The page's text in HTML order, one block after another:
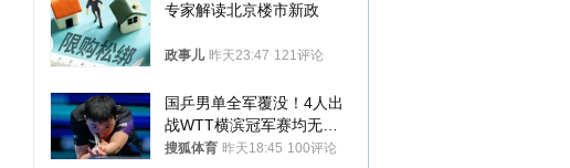
专家解读北京楼市新政
政事儿 昨天23:47 121评论
国乒男单全军覆没！4人出
战WTT横滨冠军赛均无缘
八强
搜狐体育 昨天18:45 100评论